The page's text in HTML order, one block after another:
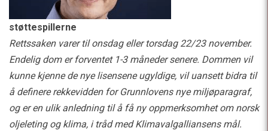
støttespillerne
Rettssaken varer til onsdag eller torsdag 22/23 november.
Endelig dom er forventet 1-3 måneder senere. Dommen vil
kunne kjenne de nye lisensene ugyldige, vil uansett bidra til
å definere rekkevidden for Grunnlovens nye miljøparagraf,
og er en ulik anledning til å få ny oppmerksomhet om norsk
oljeleting og klima, i tråd med Klimavalgalliansens mål.